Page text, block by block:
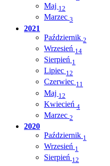
Maj 12
Marzec 3
2021
Październik 2
Wrzesień 14
Sierpień 1
Lipiec 12
Czerwiec 11
Maj 12
Kwiecień 4
Marzec 2
2020
Październik 1
Wrzesień 1
Sierpień 12